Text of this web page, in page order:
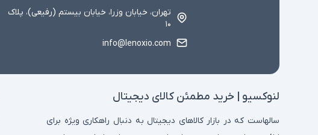
تهران، خیابان وزرا، خیابان بیستم (رفیعی)، پلاک
۱۰
info@lenoxio.com
لنوکسیو | خرید مطمئن کالای دیجیتال
سالهاست که در بازار کالاهای دیجیتال به دنبال راهکاری ویژه برای